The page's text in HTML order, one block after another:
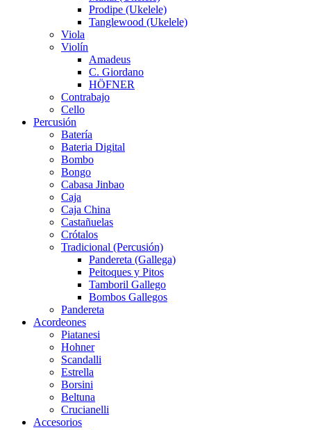
Prodipe (Ukelele)
Tanglewood (Ukelele)
Viola
Violín
Amadeus
C. Giordano
HÖFNER
Contrabajo
Cello
Percusión
Batería
Bateria Digital
Bombo
Bongo
Cabasa Jinbao
Caja
Caja China
Castañuelas
Crótalos
Tradicional (Percusión)
Pandereta (Gallega)
Peitoques y Pitos
Tamboril Gallego
Bombos Gallegos
Pandereta
Acordeones
Piatanesi
Hohner
Scandalli
Estrella
Borsini
Beltuna
Crucianelli
Accesorios